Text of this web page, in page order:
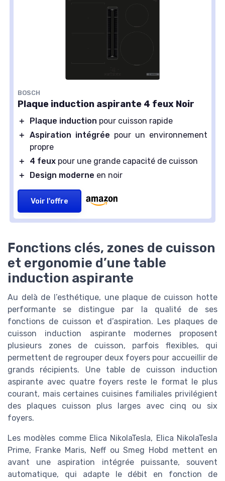
BOSCH
Plaque induction aspirante 4 feux Noir
＋ Plaque induction pour cuisson rapide
＋ Aspiration intégrée pour un environnement
propre
＋
4 feux pour une grande capacité de cuisson
＋
Design moderne en noir
Voir l'offre
Fonctions clés, zones de cuisson
et ergonomie d’une table
induction aspirante
Au delà de l’esthétique, une plaque de cuisson hotte
performante se distingue par la qualité de ses
fonctions de cuisson et d’aspiration. Les plaques de
cuisson induction aspirante modernes proposent
plusieurs zones de cuisson, parfois flexibles, qui
permettent de regrouper deux foyers pour accueillir de
grands récipients. Une table de cuisson induction
aspirante avec quatre foyers reste le format le plus
courant, mais certaines cuisines familiales privilégient
des plaques cuisson plus larges avec cinq ou six
foyers.
Les modèles comme Elica NikolaTesla, Elica NikolaTesla
Prime, Franke Maris, Neff ou Smeg Hobd mettent en
avant une aspiration intégrée puissante, souvent
automatique, qui adapte le débit en fonction de